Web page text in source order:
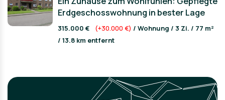
Erdgeschosswohnung in bester Lage
315.000 € (+30.000 €) / Wohnung / 3 Zi. / 77 m²
/ 13.8 km entfernt